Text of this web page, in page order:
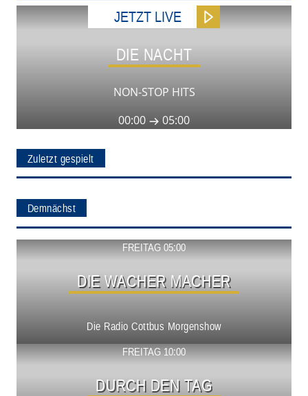
JETZT LIVE
DIE NACHT
NON-STOP HITS
00:00
05:00
Zuletzt gespielt
Demnächst
FREITAG 05:00
DIE WACHER MACHER
Die Radio Cottbus Morgenshow
Show ansehen
FREITAG 10:00
DURCH DEN TAG
Show ansehen